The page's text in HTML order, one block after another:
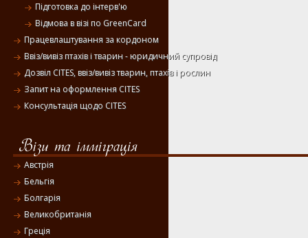
Підготовка до інтерв'ю
Відмова в візі по GreenCard
Працевлаштування за кордоном
Ввіз/вивіз птахів і тварин - юридичний супровід
Дозвіл CITES, ввіз/вивіз тварин, птахів і рослин
Запит на оформлення CITES
Консультація щодо CITES
Австрія
Бельгія
Болгарія
Великобританія
Греція